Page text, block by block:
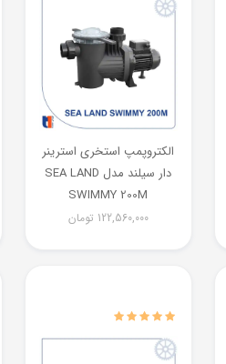
الکتروپمپ استخری استرینر
دار سیلند مدل SEA LAND
SWIMMY 200M
122,560,000 تومان